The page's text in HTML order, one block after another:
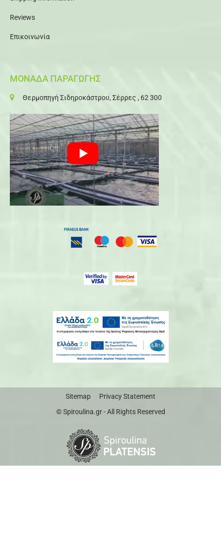
Reviews
Επικοινωνία
ΜΟΝΑΔΑ ΠΑΡΑΓΩΓΗΣ
Θερμοπηγή Σιδηροκάστρου, Σέρρες , 62 300
Sitemap
Privacy Statement
© Spiroulina.gr - All Rights Reserved